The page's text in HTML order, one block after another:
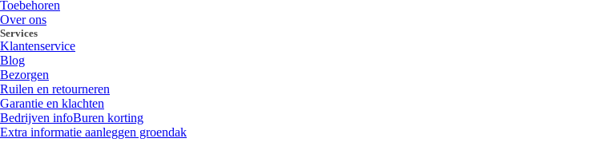
Toebehoren
Over ons
Services
Klantenservice
Blog
Bezorgen
Ruilen en retourneren
Garantie en klachten
Bedrijven infoBuren korting
Extra informatie aanleggen groendak